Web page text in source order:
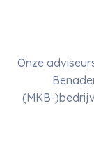
Onze
(MKB-